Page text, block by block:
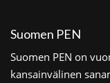
Suomen PEN
Suomen PEN on
kansainvälinen